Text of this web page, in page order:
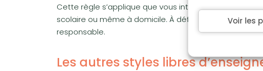
Voir les
Cette règle s’applique que vous interveniez dans
scolaire ou même à domicile. À défaut, vous risquez
responsable.
Les autres styles libres